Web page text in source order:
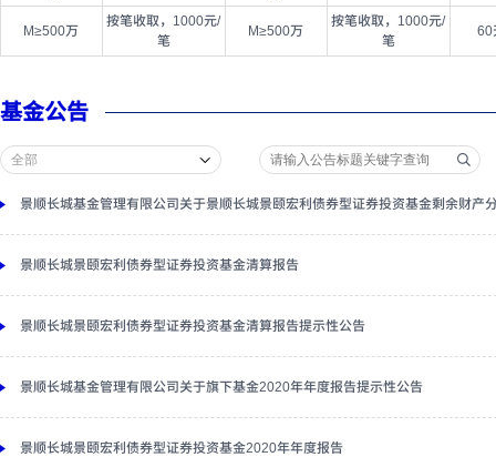
M≥500万
按笔收取，1000元/
笔
M≥500万
按笔收取，1000元/
笔
60
基金公告
景顺长城基金管理有限公司关于景顺长城景颐宏利债券型证券投资基金剩余财产
景顺长城景颐宏利债券型证券投资基金清算报告
景顺长城景颐宏利债券型证券投资基金清算报告提示性公告
景顺长城基金管理有限公司关于旗下基金2020年年度报告提示性公告
景顺长城景颐宏利债券型证券投资基金2020年年度报告